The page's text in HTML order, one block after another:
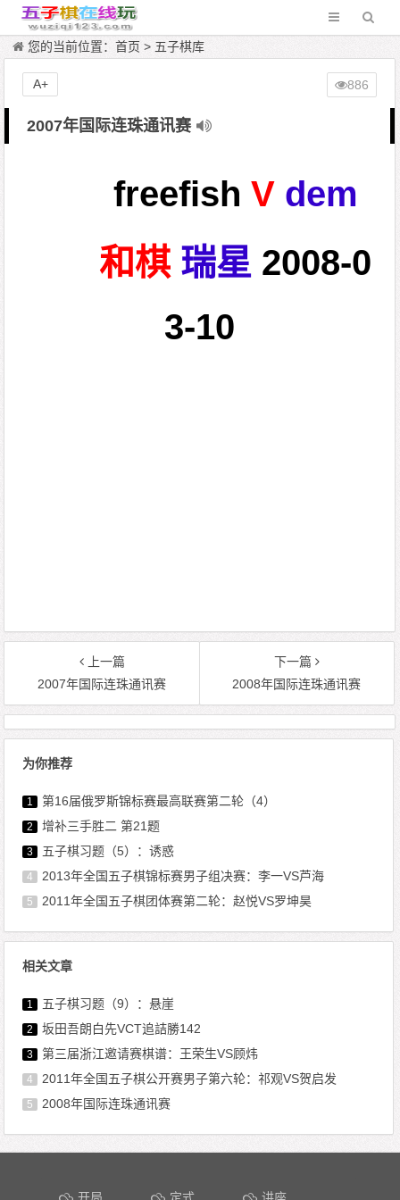
您的当前位置：首页 > 五子棋库
2007年国际连珠通讯赛
freefish V dem
和棋 瑞星 2008-0
3-10
886
A+
上一篇
2007年国际连珠通讯赛
下一篇
2008年国际连珠通讯赛
为你推荐
1 第16届俄罗斯锦标赛最高联赛第二轮（4）
2 增补三手胜二 第21题
3 五子棋习题（5）：诱惑
4 2013年全国五子棋锦标赛男子组决赛：李一VS芦海
5 2011年全国五子棋团体赛第二轮：赵悦VS罗坤昊
相关文章
1 五子棋习题（9）：悬崖
2 坂田吾朗白先VCT追詰勝142
3 第三届浙江邀请赛棋谱：王荣生VS顾炜
4 2011年全国五子棋公开赛男子第六轮：祁观VS贺启发
5 2008年国际连珠通讯赛
文章导航